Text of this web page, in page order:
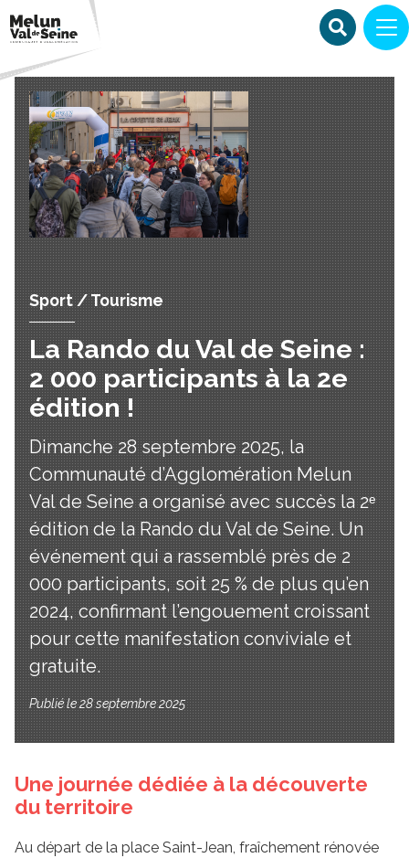
Sport / Tourisme
La Rando du Val de Seine :
2 000 participants à la 2e
édition !
Dimanche 28 septembre 2025, la
Communauté d’Agglomération Melun
Val de Seine a organisé avec succès la 2ᵉ
édition de la Rando du Val de Seine. Un
événement qui a rassemblé près de 2
000 participants, soit 25 % de plus qu’en
2024, confirmant l’engouement croissant
pour cette manifestation conviviale et
gratuite.
Publié le 28 septembre 2025
Une journée dédiée à la découverte
du territoire
Au départ de la place Saint-Jean, fraîchement rénovée